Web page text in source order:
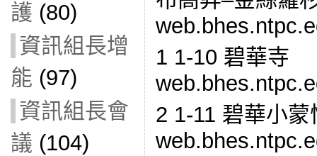
護 (80)
資訊組長增
能 (97)
資訊組長會
議 (104)
1 1-10 碧華寺
2 1-11 碧華小